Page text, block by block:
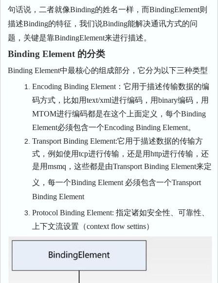
句话说，二者就像Binding的姓名一样，而BindingElement则
描述Binding的特征，我们说Binding能解决通讯方式的问
题，关键是靠BindingElement来进行描述。
Binding Element 的分类
Binding Element中最核心的组成部分，它分为以下三种类型
Encoding Binding Element：它用于描述传输数据的编
码方式，比如用text/xml进行编码，用binary编码，用
MTOM进行编码都是在这个上面定义，每个Binding
Element必须包含一个Encoding Binding Element。
Transport Binding Element:它用于描述数据的传输方
式，例如使用tcp进行传输，还是用http进行传输，还
是用msmq，这些都是由Transport Binding Element来定
义，每一个Binding Element 必须包含一个Transport
Binding Element
Protocol Binding Element: 指定诸如安全性、可靠性、
上下文流设置（context flow settins）